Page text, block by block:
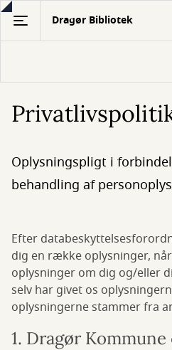
Gå
hovedindhold
Dragør Bibliotek
Oplysningspligt i
behandling af
Efter
dig en række oplysninger,
oplysninger om dig og/eller
selv har givet os
oplysningerne stammer fra
1. Dragør